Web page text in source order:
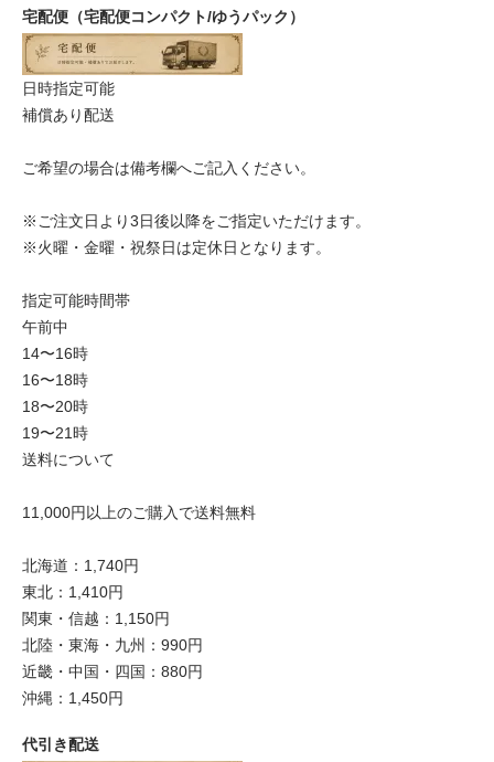
宅配便（宅配便コンパクト/ゆうパック）
日時指定可能
補償あり配送
ご希望の場合は備考欄へご記入ください。
※ご注文日より3日後以降をご指定いただけます。
※火曜・金曜・祝祭日は定休日となります。
指定可能時間帯
午前中
14〜16時
16〜18時
18〜20時
19〜21時
送料について
11,000円以上のご購入で送料無料
北海道：1,740円
東北：1,410円
関東・信越：1,150円
北陸・東海・九州：990円
近畿・中国・四国：880円
沖縄：1,450円
代引き配送